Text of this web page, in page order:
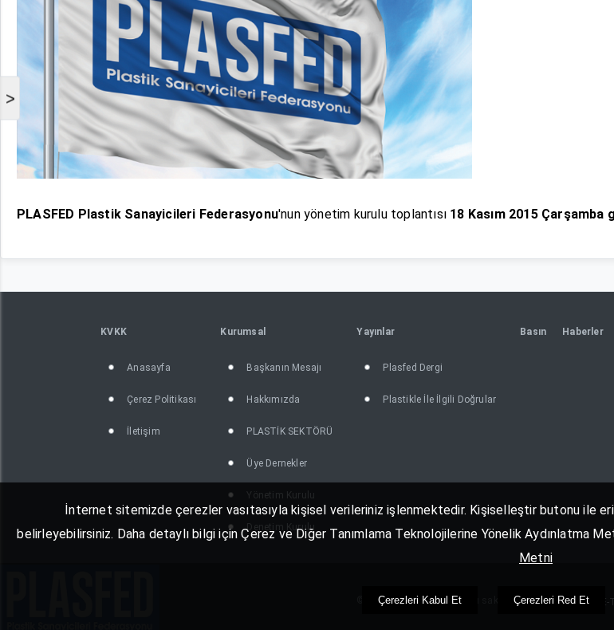
>
PLASFED Plastik Sanayicileri Federasyonu'nun yönetim kurulu toplantısı 18 Kasım 2015 Çarşamba
KVKK
Anasayfa
Çerez Politikası
İletişim
Kurumsal
Başkanın Mesajı
Hakkımızda
PLASTİK SEKTÖRÜ
Üye Dernekler
Yönetim Kurulu
Denetim Kurulu
Yayınlar
Plasfed Dergi
Plastikle İle İlgili Doğrular
Basın Haberler
© 2026 PLASFED. Her Hakkı saklıdır. Pozitif E-
İnternet sitemizde çerezler vasıtasıyla kişisel verileriniz işlenmektedir. Kişiselleştir butonu ile
belirleyebilirsiniz. Daha detaylı bilgi için Çerez ve Diğer Tanımlama Teknolojilerine Yönelik Aydınlatma
Metni
Çerezleri Kabul Et Çerezleri Red Et